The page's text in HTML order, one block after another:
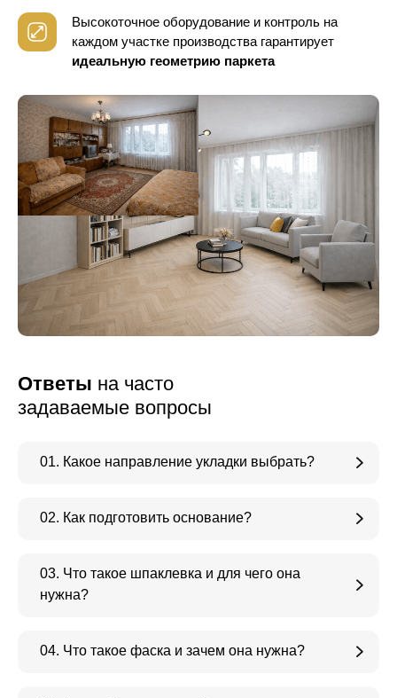
Высокоточное оборудование и контроль на
каждом участке производства гарантирует
идеальную геометрию паркета
Ответы на часто
задаваемые вопросы
01. Какое направление укладки выбрать?
02. Как подготовить основание?
03. Что такое шпаклевка и для чего она
нужна?
04. Что такое фаска и зачем она нужна?